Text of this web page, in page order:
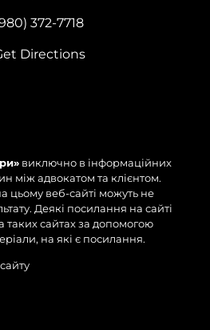
372-7718
Directions
виключно в інформаційних
між адвокатом та клієнтом.
цьому веб-сайті можуть не
Деякі посилання на сайті
таких сайтах за допомогою
на які є посилання.